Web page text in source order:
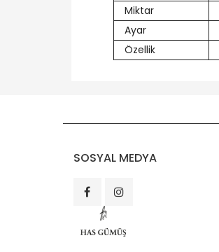
Miktar
Ayar
Özellik
SOSYAL MEDYA